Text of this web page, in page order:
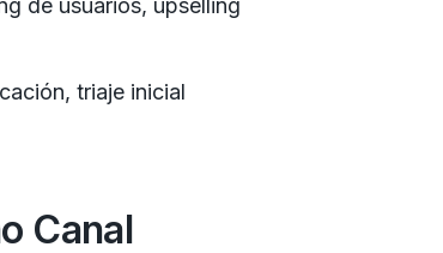
de usuarios, upselling
triaje inicial
Canal